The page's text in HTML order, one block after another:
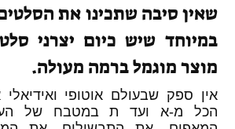
שאין סיבה שתכינו את
במיוחד שיש כיום יצרני
מוצר מוגמל ברמה מעולה.
אין ספק שבעולם אוטופי
הכל מ-א ועד ת במטבח של